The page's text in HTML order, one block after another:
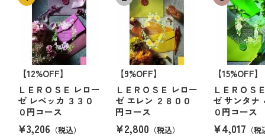
【12%OFF】
ＬＥＲＯＳＥ レロー
ゼ レベッカ ３３０
０円コース
¥3,206 （税込）
【9%OFF】
ＬＥＲＯＳＥ レロー
ゼ エレン ２８００
円コース
¥2,800 （税込）
【15%OFF】
ＬＥＲＯＳ
ゼ サンタナ
０円コース
¥4,017 （